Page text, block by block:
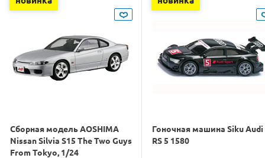
Сборная модель AOSHIMA
Nissan Silvia S15 The Two Guys
From Tokyo, 1/24
Гоночная машина Siku Audi
RS 5 1580